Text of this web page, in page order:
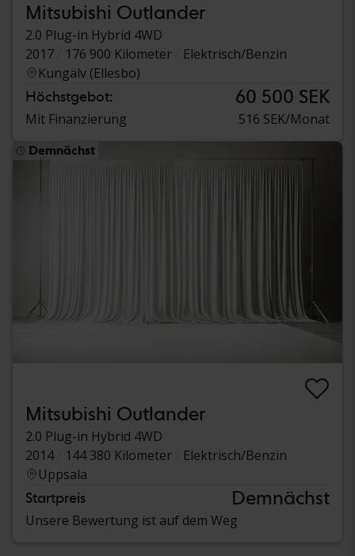
Mitsubishi Outlander
2.0 Plug-in Hybrid 4WD
2017
176 900 Kilometer
Elektrisch/Benzin
Kungälv (Ellesbo)
Höchstgebot: 60 500 SEK
Mit Finanzierung 516 SEK/Monat
Demnächst
Mitsubishi Outlander
2.0 Plug-in Hybrid 4WD
2014
144 380 Kilometer
Elektrisch/Benzin
Uppsala
Startpreis Demnächst
Unsere Bewertung ist auf dem Weg